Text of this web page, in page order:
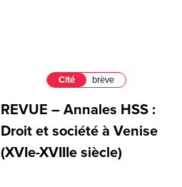
Cité brève
REVUE – Annales HSS :
Droit et société à Venise
(XVIe-XVIIIe siècle)